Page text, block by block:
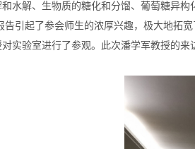
水解、生物质的糖化和分馏、葡萄糖异
告引起了参会师生的浓厚兴趣，极大地拓
对实验室进行了参观。此次潘学军教授的